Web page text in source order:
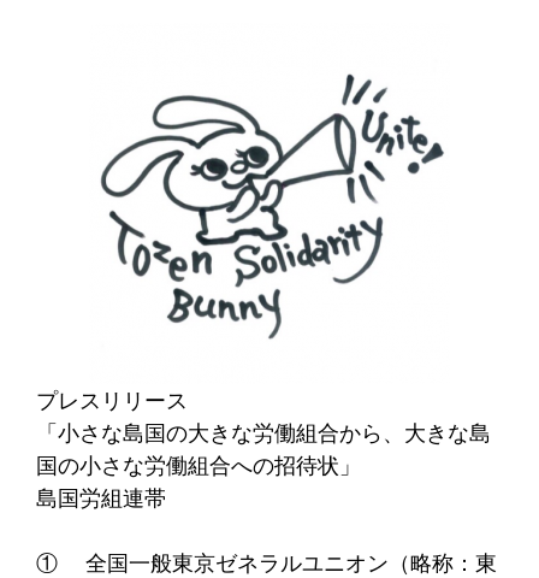
プレスリリース
「小さな島国の大きな労働組合から、大きな島
国の小さな労働組合への招待状」
島国労組連帯
① 全国一般東京ゼネラルユニオン（略称：東